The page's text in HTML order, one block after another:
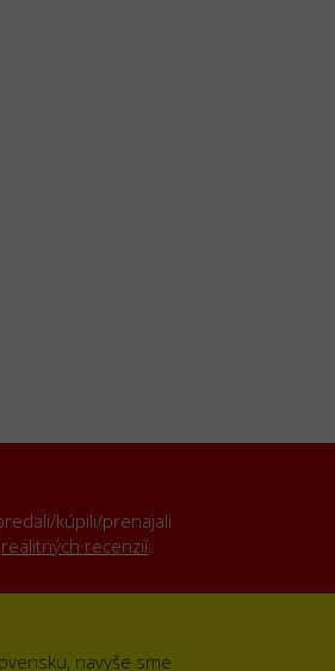
kúpili/prenajali
realitných recenzií.
navyše sme